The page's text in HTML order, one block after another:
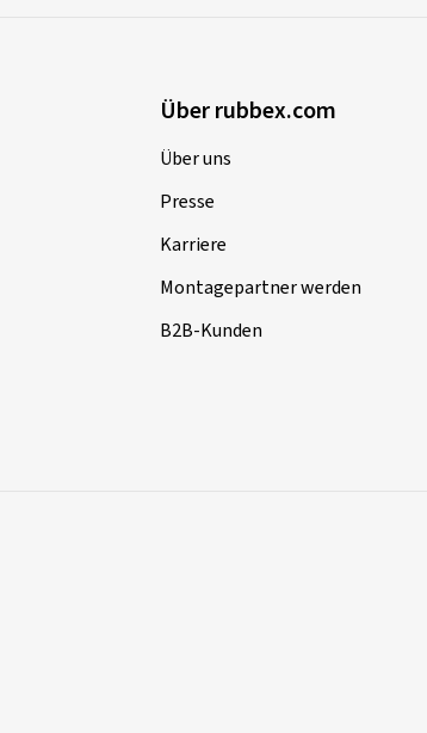
Über rubbex.com
Über uns
Presse
Karriere
Montagepartner werden
B2B-Kunden